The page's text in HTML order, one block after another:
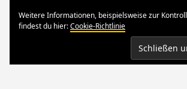
Oktober 2012
März 2012
Weitere Informationen, beispielsweise zur
findest du hier:Cookie-Richtlinie